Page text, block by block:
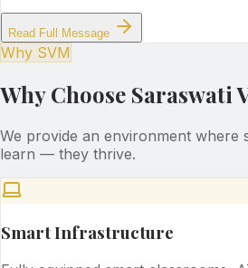
Read Full Message
Why SVM
Why Choose Saraswati
We provide an environment where
learn — they thrive.
Smart Infrastructure